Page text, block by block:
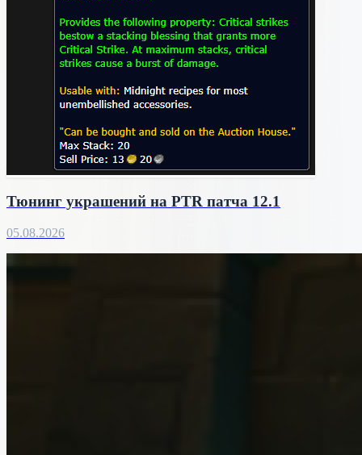
Тюнинг украшений на PTR патча 12.1
05.08.2026